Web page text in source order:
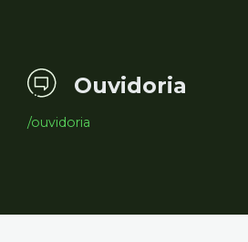
Ouvidoria
/ouvidoria